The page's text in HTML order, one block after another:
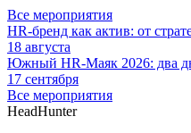
Все мероприятия
HR-бренд как актив: от
18 августа
Южный HR-Маяк 2026: два
17 сентября
Все мероприятия
HeadHunter